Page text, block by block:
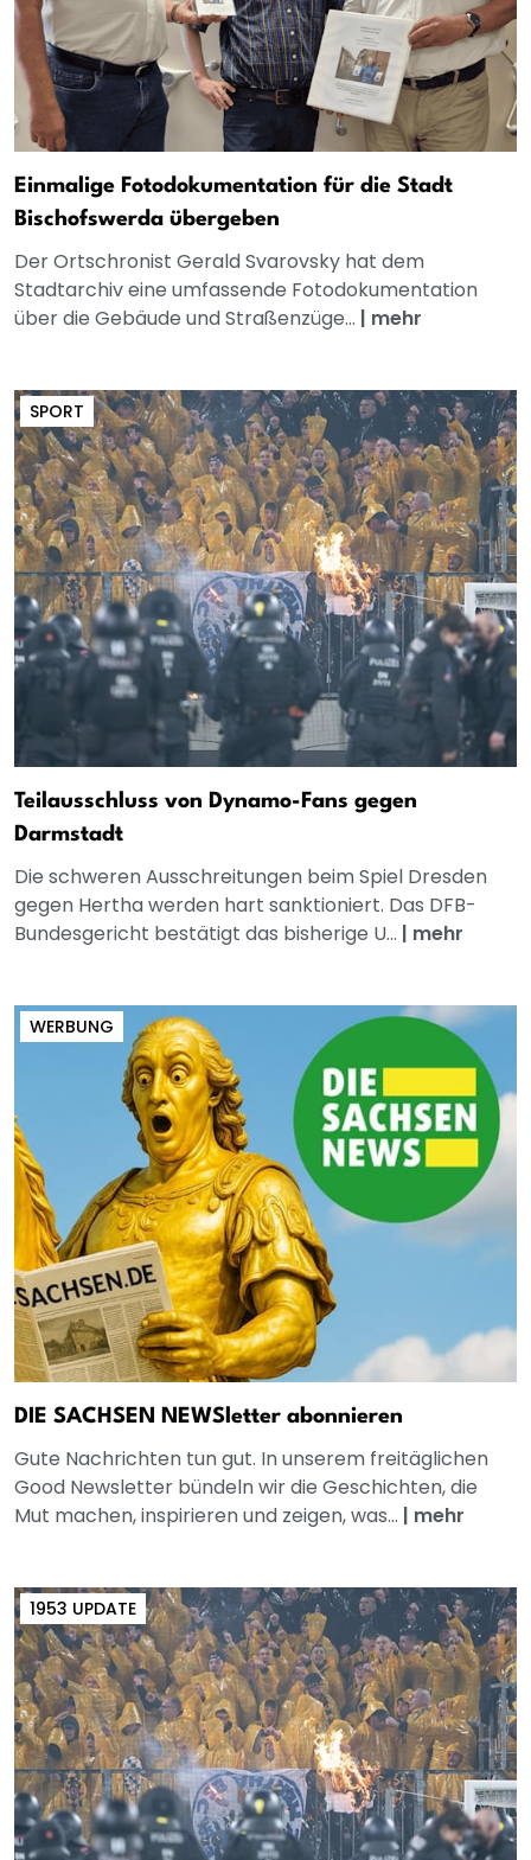
Einmalige Fotodokumentation für die Stadt
Bischofswerda übergeben
Der Ortschronist Gerald Svarovsky hat dem
Stadtarchiv eine umfassende Fotodokumentation
über die Gebäude und Straßenzüge... | mehr
SPORT
Teilausschluss von Dynamo-Fans gegen
Darmstadt
Die schweren Ausschreitungen beim Spiel Dresden
gegen Hertha werden hart sanktioniert. Das DFB-
Bundesgericht bestätigt das bisherige U... | mehr
WERBUNG
DIE SACHSEN NEWSletter abonnieren
Gute Nachrichten tun gut. In unserem freitäglichen
Good Newsletter bündeln wir die Geschichten, die
Mut machen, inspirieren und zeigen, was... | mehr
1953 UPDATE